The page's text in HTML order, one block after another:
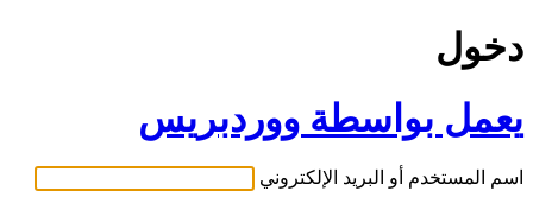
دخول
يعمل بواسطة ووردبريس
اسم المستخدم أو البريد الإلكتروني